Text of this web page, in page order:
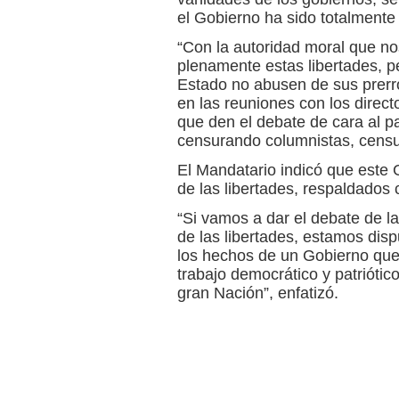
el Gobierno ha sido
“Con la autoridad moral que
plenamente estas libertades,
Estado no abusen de sus
en las reuniones con los
que den el debate de cara al
censurando columnistas,
El Mandatario indicó que este
de las libertades, respaldados
“Si vamos a dar el debate de
de las libertades, estamos
los hechos de un Gobierno
trabajo democrático y
gran Nación”, enfatizó.